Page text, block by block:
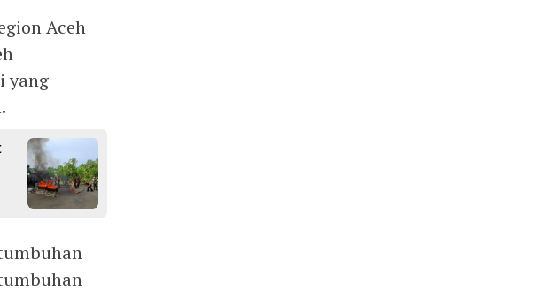
Aceh
yang